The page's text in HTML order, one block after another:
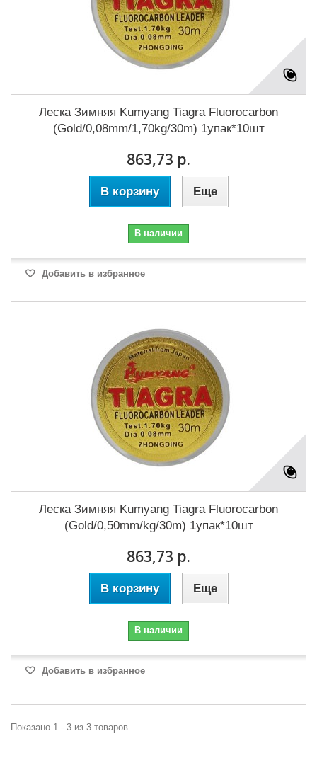
Леска Зимняя Kumyang Tiagra Fluorocarbon
(Gold/0,08mm/1,70kg/30m) 1упак*10шт
863,73 р.
В корзину Еще
В наличии
Добавить в избранное
Леска Зимняя Kumyang Tiagra Fluorocarbon
(Gold/0,50mm/kg/30m) 1упак*10шт
863,73 р.
В корзину Еще
В наличии
Добавить в избранное
Показано 1 - 3 из 3 товаров